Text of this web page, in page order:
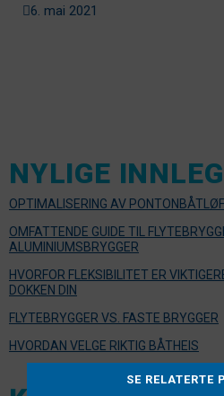
6. mai 2021
NYLIGE
OPTIMALISERING AV
OMFATTENDE GUIDE TIL
ALUMINIUMSBRYGGER
HVORFOR FLEKSIBILITET ER
DOKKEN DIN
FLYTEBRYGGER VS. FASTE BRYGGER
HVORDAN VELGE RIKTIG BÅTHEIS
SE RELATERTE